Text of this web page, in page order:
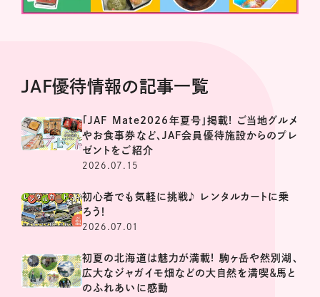
JAF優待情報の記事一覧
「JAF Mate2026年夏号」掲載! ご当地グルメ
やお食事券など、JAF会員優待施設からのプレ
ゼントをご紹介
2026.07.15
初心者でも気軽に挑戦♪ レンタルカートに乗
ろう！
2026.07.01
初夏の北海道は魅力が満載! 駒ヶ岳や然別湖、
広大なジャガイモ畑などの大自然を満喫＆馬と
のふれあいに感動